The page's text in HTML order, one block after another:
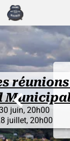
du
La
(et les
